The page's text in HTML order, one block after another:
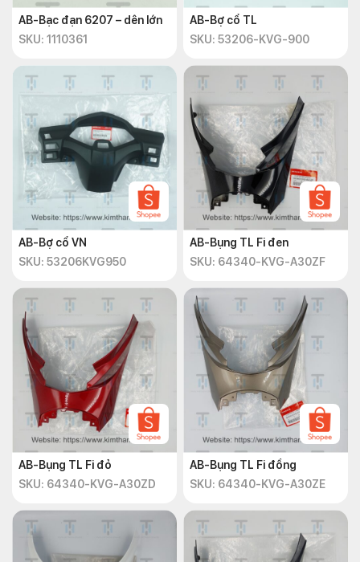
AB-Bạc đạn 6207 – dên lớn
SKU: 1110361
AB-Bợ cổ TL
SKU: 53206-KVG-900
AB-Bợ cổ VN
SKU: 53206KVG950
AB-Bụng TL Fi đen
SKU: 64340-KVG-A30ZF
AB-Bụng TL Fi đỏ
SKU: 64340-KVG-A30ZD
AB-Bụng TL Fi đồng
SKU: 64340-KVG-A30ZE